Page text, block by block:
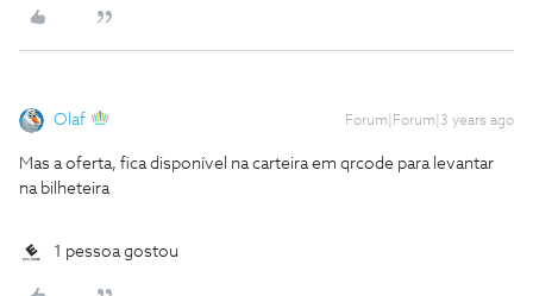
Olaf Forum|Forum|3 years ago
Mas a oferta, fica disponível na carteira em qrcode para levantar
na bilheteira
1 pessoa gostou